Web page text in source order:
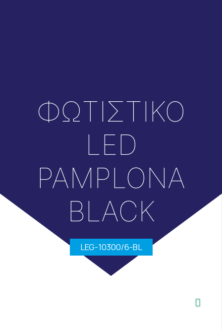
ΦΩΤΙΣΤΙΚΟ
LED
PAMPLONA
BLACK
LEG-10300/6-BL